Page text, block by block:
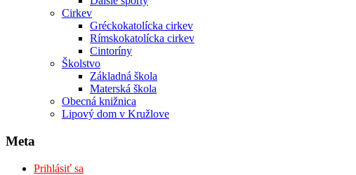
Cirkev
Gréckokatolícka cirkev
Rímskokatolícka cirkev
Cintoríny
Školstvo
Základná škola
Materská škola
Obecná knižnica
Lipový dom v Kružlove
Meta
Prihlásiť sa